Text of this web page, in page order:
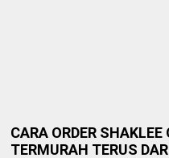
CARA ORDER
TERMURAH TERUS